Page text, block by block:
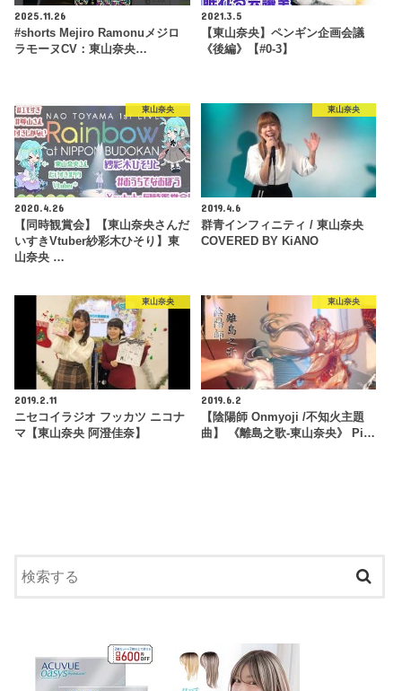
2025.11.26
#shorts Mejiro Ramonuメジロ
ラモーヌCV：東山奈央…
2021.3.5
【東山奈央】ペンギン企画会議
《後編》【#0-3】
東山奈央
2020.4.26
【同時観賞会】【東山奈央さんだ
いすきVtuber紗彩木ひそり】東
山奈央 …
東山奈央
2019.4.6
群青インフィニティ / 東山奈央
COVERED BY KiANO
東山奈央
2019.2.11
ニセコイラジオ フッカツ ニコナ
マ【東山奈央 阿澄佳奈】
東山奈央
2019.6.2
【陰陽師 Onmyoji /不知火主題
曲】 《離島之歌-東山奈央》 Pi…